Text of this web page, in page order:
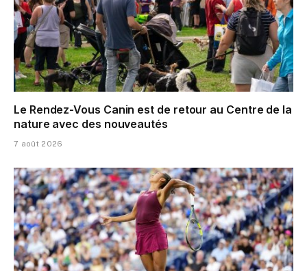
Le Rendez-Vous Canin est de retour au Centre de la
nature avec des nouveautés
7 août 2026